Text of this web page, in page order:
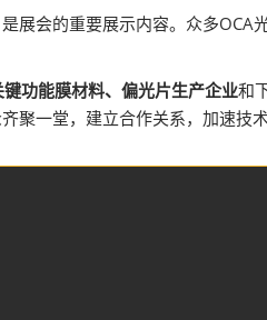
展会的重要展示内容。众多OCA
功能膜材料、偏光片生产企业和
聚一堂，建立合作关系，加速技